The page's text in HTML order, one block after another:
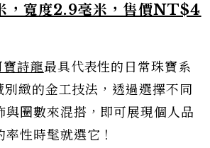
，寬度2.9毫米，售價NT$‌4
詩龍最具代表性的日常珠寶系
緻的金工技法，透過選擇不同
與圈數來混搭，即可展現個人品
性時髦就選它！